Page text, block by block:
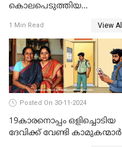
കൊലപെടുത്തിയ
കസ്റ്റഡി അപേക്ഷ ഇന്ന്
1 Min Read View All
Posted On 30-11-2024
19കാരനൊപ്പം ഒളിച്ചൊടിയ
ദേവിക്ക് വേണ്ടി കാമുകന്മാർ